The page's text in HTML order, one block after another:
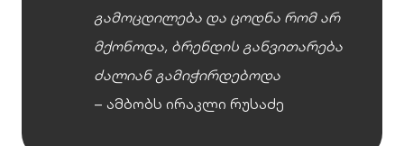
გამოცდილება და ცოდნა რომ არ
მქონოდა, ბრენდის განვითარება
ძალიან გამიჭირდებოდა
– ამბობს ირაკლი რუსაძე